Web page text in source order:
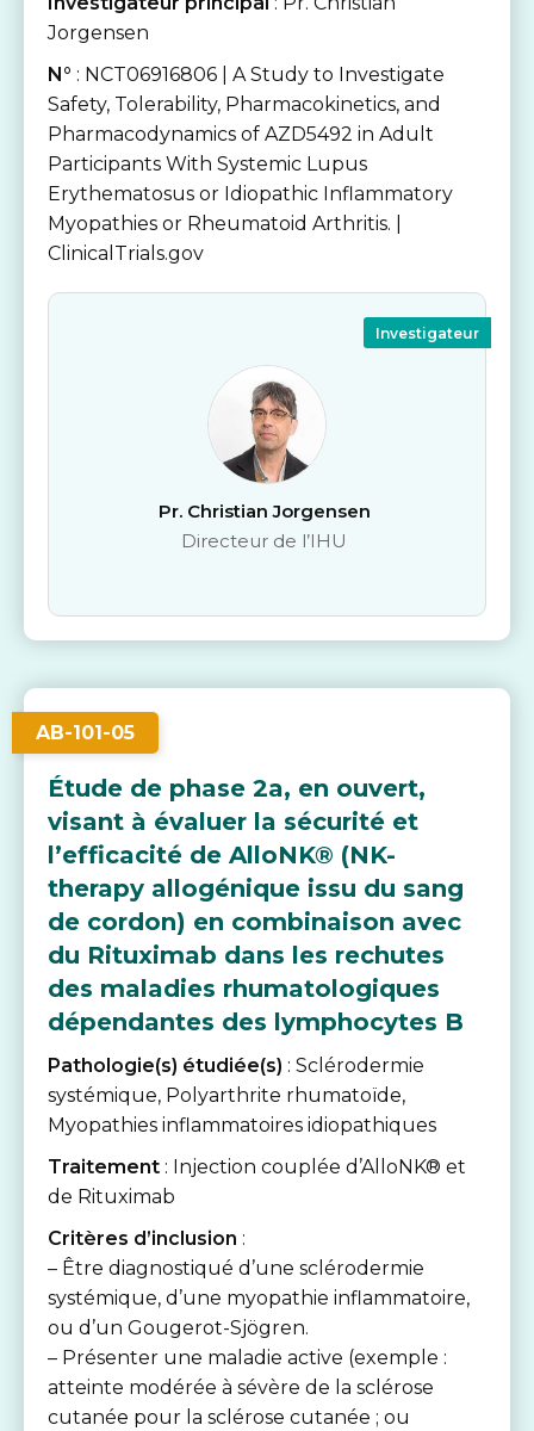
Jorgensen
N° : NCT06916806 | A Study to Investigate
Safety, Tolerability, Pharmacokinetics, and
Pharmacodynamics of AZD5492 in Adult
Participants With Systemic Lupus
Erythematosus or Idiopathic Inflammatory
Myopathies or Rheumatoid Arthritis. |
ClinicalTrials.gov
Investigateur
Pr. Christian Jorgensen
Directeur de l’IHU
AB-101-05
Étude de phase 2a, en ouvert,
visant à évaluer la sécurité et
l’efficacité de AlloNK® (NK-
therapy allogénique issu du sang
de cordon) en combinaison avec
du Rituximab dans les rechutes
des maladies rhumatologiques
dépendantes des lymphocytes B
Pathologie(s) étudiée(s) : Sclérodermie
systémique, Polyarthrite rhumatoïde,
Myopathies inflammatoires idiopathiques
Traitement : Injection couplée d’AlloNK® et
de Rituximab
Critères d’inclusion :
– Être diagnostiqué d’une sclérodermie
systémique, d’une myopathie inflammatoire,
ou d’un Gougerot-Sjögren.
– Présenter une maladie active (exemple :
atteinte modérée à sévère de la sclérose
cutanée pour la sclérose cutanée ; ou